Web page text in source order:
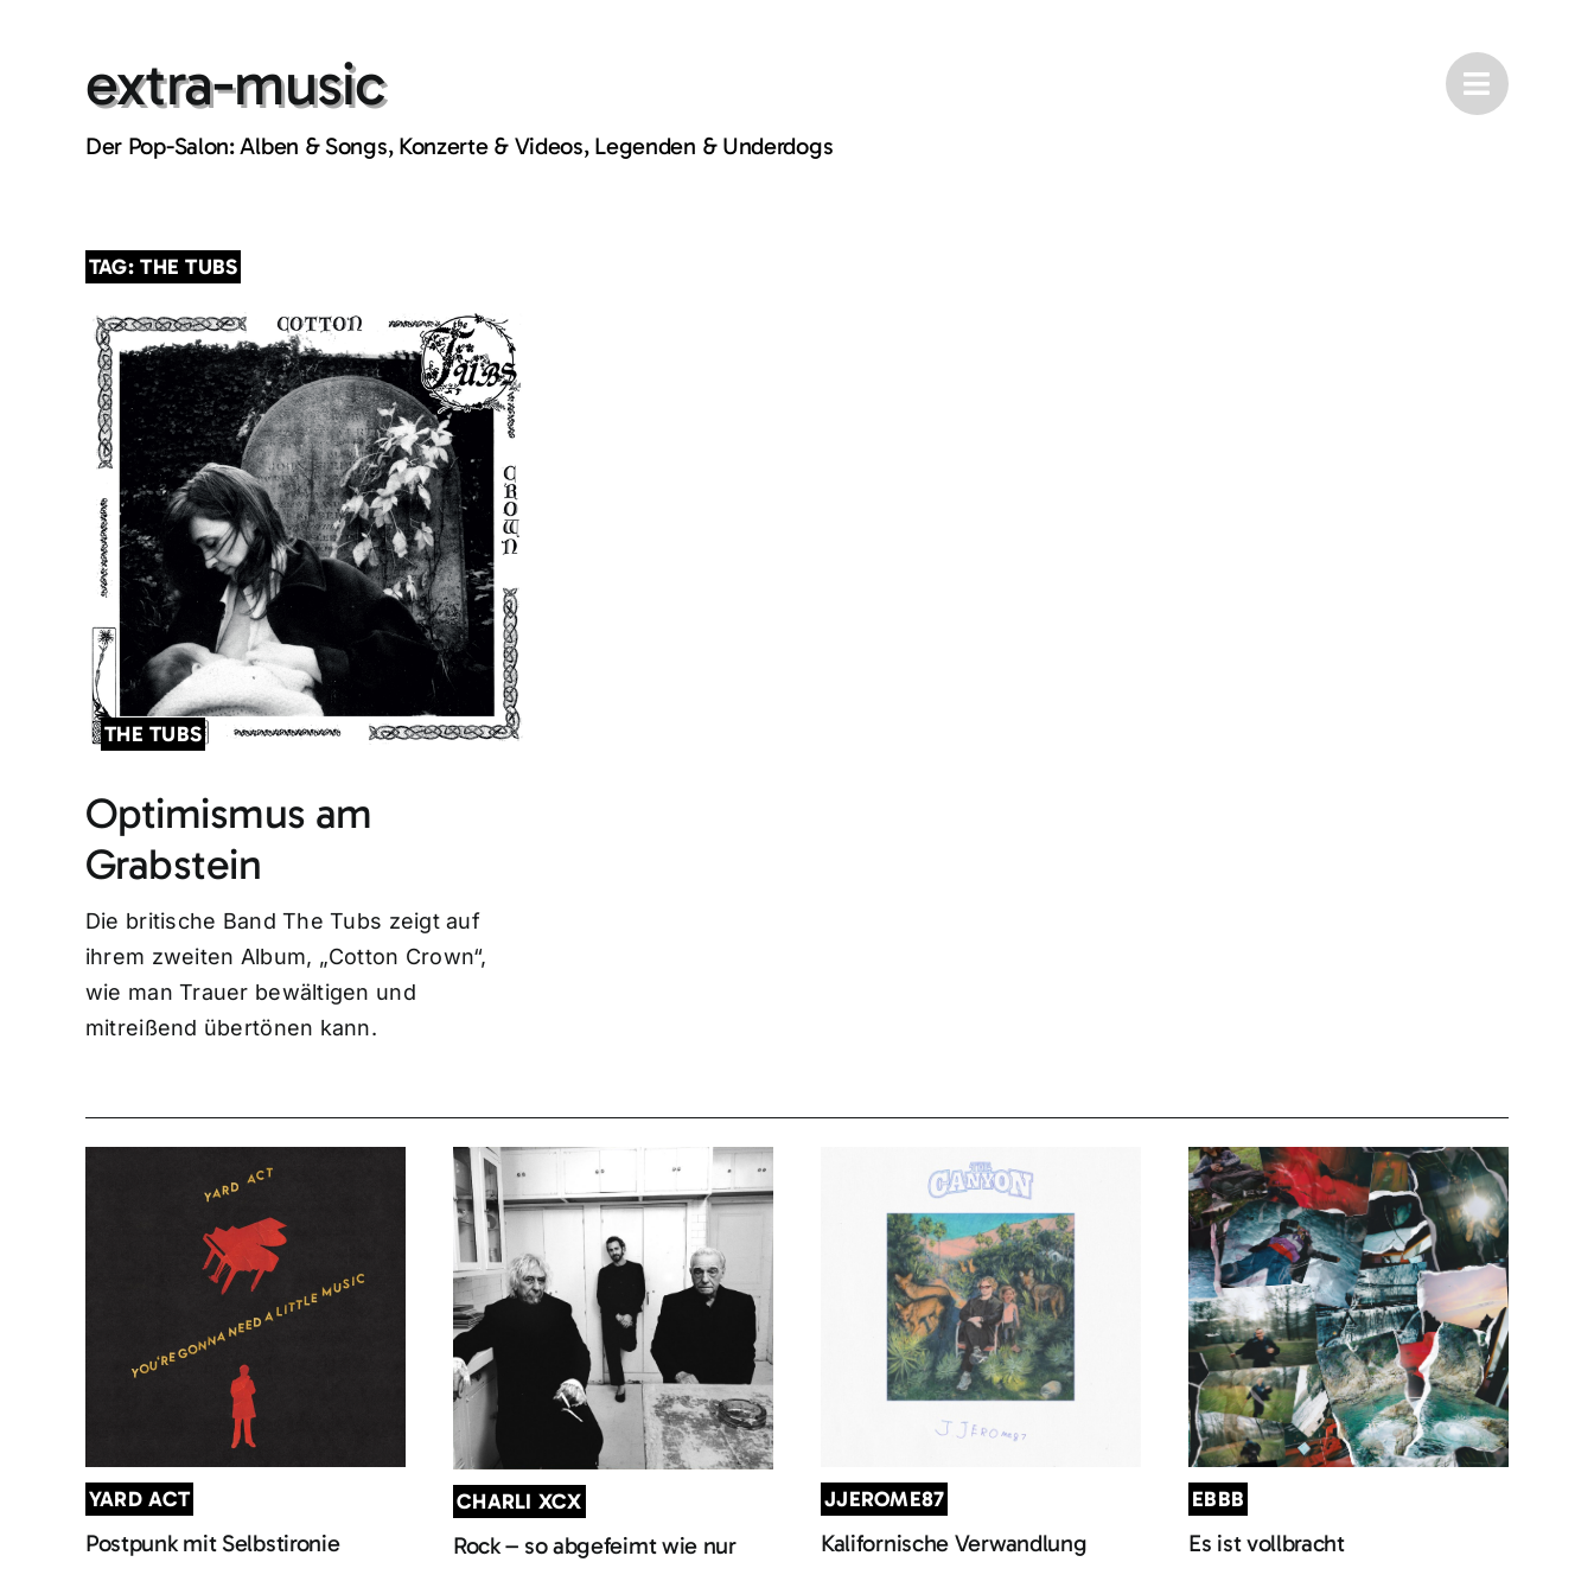
extra-music
Der Pop-Salon: Alben & Songs, Konzerte & Videos, Legenden & Underdogs
TAG: THE TUBS
THE TUBS
Optimismus am
Grabstein
Die britische Band The Tubs zeigt auf
ihrem zweiten Album, „Cotton Crown“,
wie man Trauer bewältigen und
mitreißend übertönen kann.
YARD ACT
Postpunk mit Selbstironie
CHARLI XCX
Rock – so abgefeimt wie nur
JJEROME87
Kalifornische Verwandlung
EBBB
Es ist vollbracht